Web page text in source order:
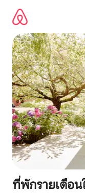
เนื้อหา
ที่พักรายเดือน